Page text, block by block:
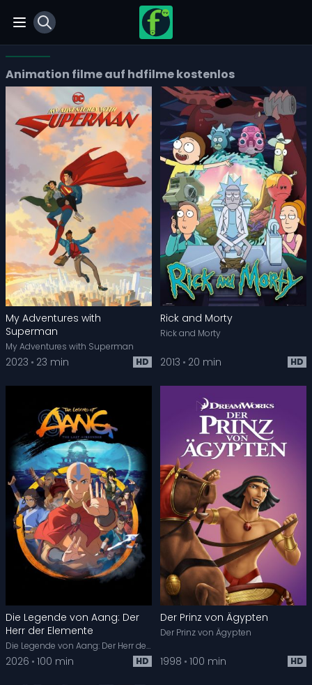
Open main menu
View notifications
Animation filme auf hdfilme kostenlos
My Adventures with
Superman
My Adventures with Superman
2023 23 min HD
Rick and Morty
Rick and Morty
2013 20 min HD
Die Legende von Aang: Der
Herr der Elemente
Die Legende von Aang: Der Herr der Elemente
2026 100 min HD
Der Prinz von Ägypten
Der Prinz von Ägypten
1998 100 min HD